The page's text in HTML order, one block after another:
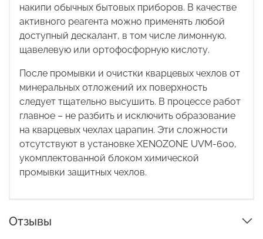
накипи обычных бытовых приборов. В качестве
активного реагента можно применять любой
доступный дескалант, в том числе лимонную,
щавелевую или ортофосфорную кислоту.
После промывки и очистки кварцевых чехлов от
минеральных отложений их поверхность
следует тщательно высушить. В процессе работ
главное – не разбить и исключить образование
на кварцевых чехлах царапин. Эти сложности
отсутствуют в установке XENOZONE UVM-600,
укомплектованной блоком химической
промывки защитных чехлов.
Отзывы